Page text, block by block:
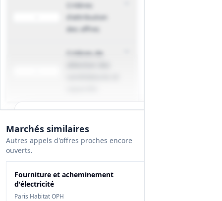
Critères
d'attribution
des offres
Critères de
Gagnez du temps, toutes les infos des
documents sont déjà analysées: cahier des
Créer mon compte et débloquer
Marchés similaires
Autres appels d'offres proches encore
ouverts.
Fourniture et acheminement
d'électricité
Paris Habitat OPH